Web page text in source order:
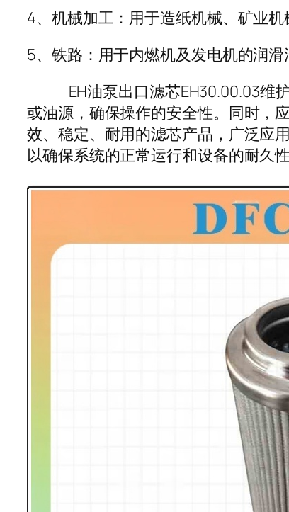
4、机械加工：用于造纸机械、矿业
5、铁路：用于内燃机及发电机的润
EH油泵出口滤芯EH30.00.03维护
或油源，确保操作的安全性。同时，
效、稳定、耐用的滤芯产品，广泛应
以确保系统的正常运行和设备的耐久性